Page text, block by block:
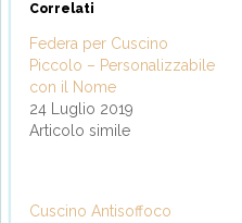
Correlati
Federa per Cuscino
Piccolo – Personalizzabile
con il Nome
24 Luglio 2019
Articolo simile
Cuscino Antisoffoco